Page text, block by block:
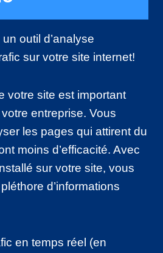
outil d’analyse
sur votre site internet!
votre site est important
entreprise. Vous
les pages qui attirent du
moins d’efficacité. Avec
sur votre site, vous
d’informations
en temps réel (en